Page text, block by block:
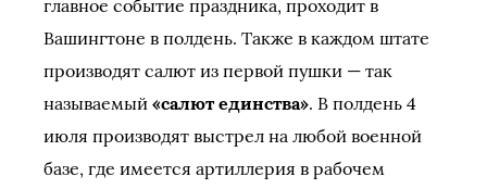
главное событие праздника, проходит в
Вашингтоне в полдень. Также в каждом штате
производят салют из первой пушки — так
называемый «салют единства». В полдень 4
июля производят выстрел на любой военной
базе, где имеется артиллерия в рабочем